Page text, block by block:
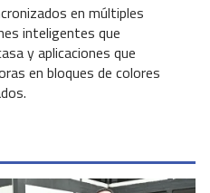
en múltiples
inteligentes que
y aplicaciones que
en bloques de colores